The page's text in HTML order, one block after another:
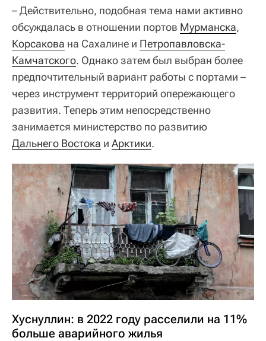
– Действительно, подобная тема нами активно
обсуждалась в отношении портов Мурманска,
Корсакова на Сахалине и Петропавловска-
Камчатского. Однако затем был выбран более
предпочтительный вариант работы с портами –
через инструмент территорий опережающего
развития. Теперь этим непосредственно
занимается министерство по развитию
Дальнего Востока и Арктики.
Хуснуллин: в 2022 году расселили на 11%
больше аварийного жилья